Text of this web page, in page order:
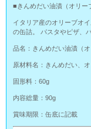
■きんめだい油漬（オリー
イタリア産のオリーブオ
の缶詰。 パスタやピザ、
品名：きんめだい油漬（オ
原材料名：きんめだい、
固形料：60g
内容総量：90g
賞味期限：缶底に記載